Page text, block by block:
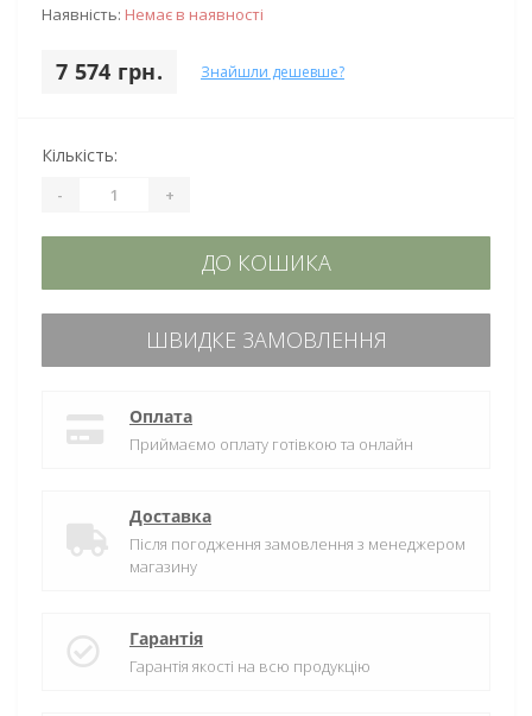
Наявність: Немає в наявності
7 574 грн. Знайшли дешевше?
Кількість:
- +
ДО КОШИКА
ШВИДКЕ ЗАМОВЛЕННЯ
Оплата
Приймаємо оплату готівкою та онлайн
Доставка
Після погодження замовлення з менеджером
магазину
Гарантія
Гарантія якості на всю продукцію